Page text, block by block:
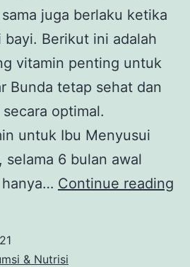
juga berlaku ketika
bayi. Berikut ini adalah
vitamin penting untuk
Bunda tetap sehat dan
optimal.
untuk Ibu Menyusui
selama 6 bulan awal
Continue reading
& Nutrisi